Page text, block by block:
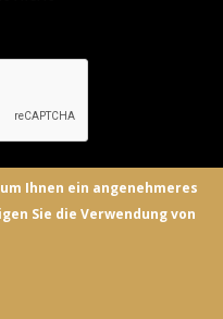
Ihnen ein angenehmeres
Sie die Verwendung von